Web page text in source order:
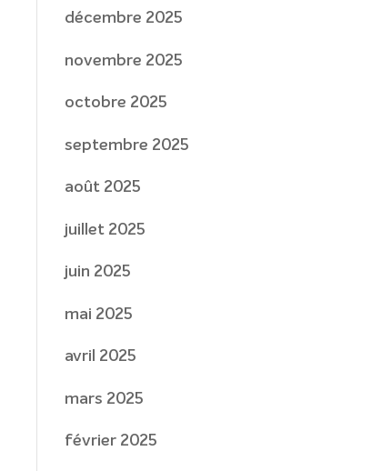
décembre 2025
novembre 2025
octobre 2025
septembre 2025
août 2025
juillet 2025
juin 2025
mai 2025
avril 2025
mars 2025
février 2025